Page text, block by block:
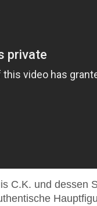
C.K. und dessen